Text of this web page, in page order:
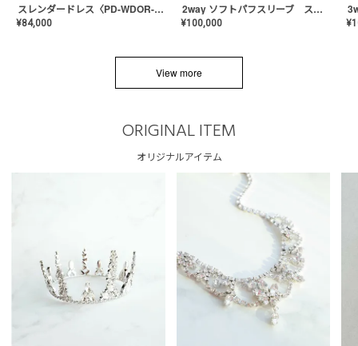
スレンダードレス〈PD-WDOR-2110〉
¥84,000
2way ソフトパフスリーブ スレンダードレス〈PD-WDOR-2112〉
¥100,000 ¥
View more
ORIGINAL ITEM
オリジナルアイテム